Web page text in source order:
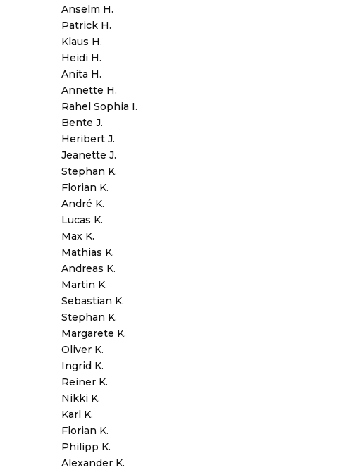
Anselm H.
Patrick H.
Klaus H.
Heidi H.
Anita H.
Annette H.
Rahel Sophia I.
Bente J.
Heribert J.
Jeanette J.
Stephan K.
Florian K.
André K.
Lucas K.
Max K.
Mathias K.
Andreas K.
Martin K.
Sebastian K.
Stephan K.
Margarete K.
Oliver K.
Ingrid K.
Reiner K.
Nikki K.
Karl K.
Florian K.
Philipp K.
Alexander K.